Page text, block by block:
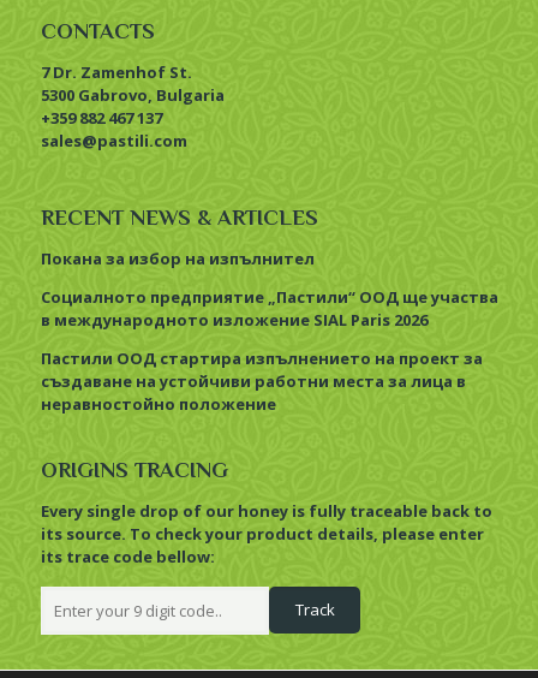
CONTACTS
7 Dr. Zamenhof St.
5300 Gabrovo, Bulgaria
+359 882 467 137
sales@pastili.com
RECENT NEWS & ARTICLES
Покана за избор на изпълнител
Социалното предприятие „Пастили“ ООД ще участва
в международното изложение SIAL Paris 2026
Пастили ООД стартира изпълнението на проект за
създаване на устойчиви работни места за лица в
неравностойно положение
ORIGINS TRACING
Every single drop of our honey is fully traceable back to
its source. To check your product details, please enter
its trace code bellow: